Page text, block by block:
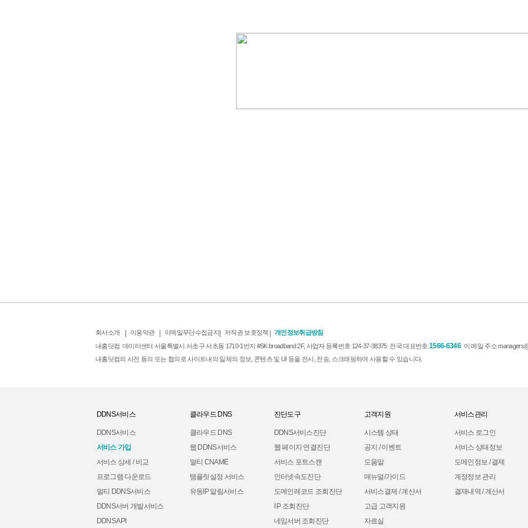
회사소개 이용약관 이메일무단수집금지 저작권 보호정책
개인정보취급방침
내홈닷컴 데이터센터 서울특별시 서초구 서초동 1710-1번지 #SK broadband 2F, 사업자 등록번호 124-37-38375 전국 대표번호 1566-6346이 메일 주소
내홈닷컴의 사전 동의 또는 협의로 사이트내의 일체의 정보, 콘텐츠 및 UI 등을 전시, 전송, 스크래핑하여 사용할 수 있습니다.
DDNS서비스 클라우드 DNS 진단도구 고객지원 서비스관리
DDNS서비스 클라우드 DNS DDNS서비스진단 시스템 상태
서비스 로그인
서비스 가입
웹 DDNS서비스 웹 페이지 연결진단 공지 / 이벤트
서비스 상태정보
서비스 상세 / 비교
멀티 CNAME 서비스 포트스캔 도움말
도메인정보 / 결제
프로그램 다운로드
템플릿설정 서비스 인터넷속도진단 매뉴얼/가이드
계정정보 관리
멀티 DDNS서비스
유동IP 알림서비스 도메인레코드 조회진단 서비스결제 / 계산서
결재내역 / 계산서
DDNS서버 개발서비스
I P 조회진단
고급 고객지원
DDNS API
네임서버 조회진단 자료실